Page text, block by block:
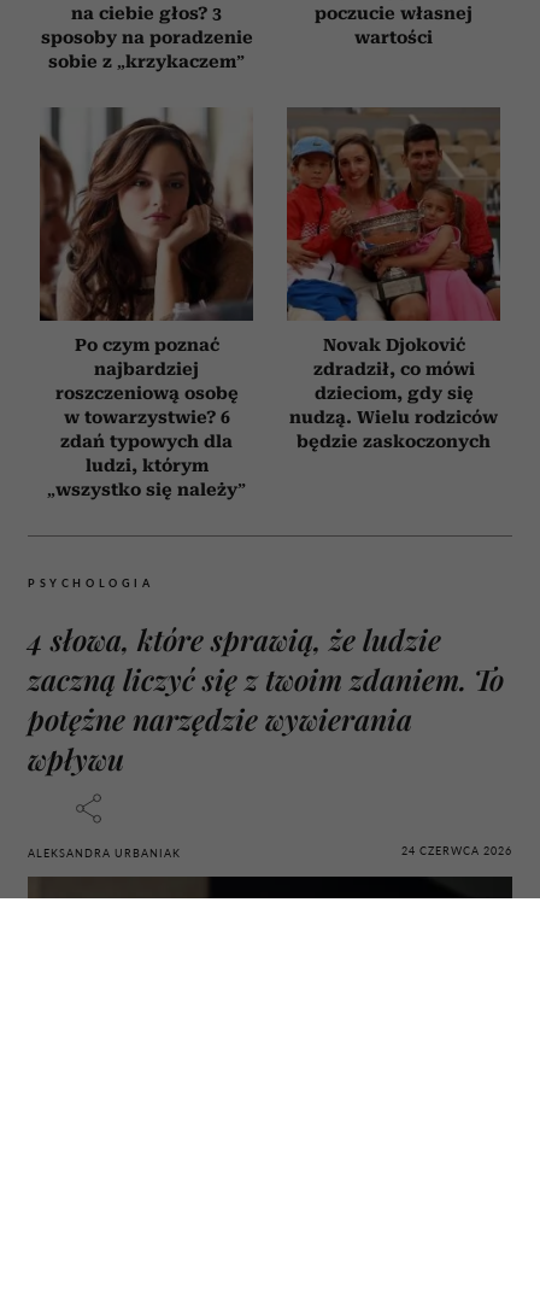
na ciebie głos? 3
sposoby na poradzenie
sobie z „krzykaczem”
poczucie własnej
wartości
Po czym poznać
najbardziej
roszczeniową osobę
w towarzystwie? 6
zdań typowych dla
ludzi, którym
„wszystko się należy”
Novak Djoković
zdradził, co mówi
dzieciom, gdy się
nudzą. Wielu rodziców
będzie zaskoczonych
PSYCHOLOGIA
4 słowa, które sprawią, że ludzie
zaczną liczyć się z twoim zdaniem. To
potężne narzędzie wywierania
wpływu
ALEKSANDRA URBANIAK 24 CZERWCA 2026